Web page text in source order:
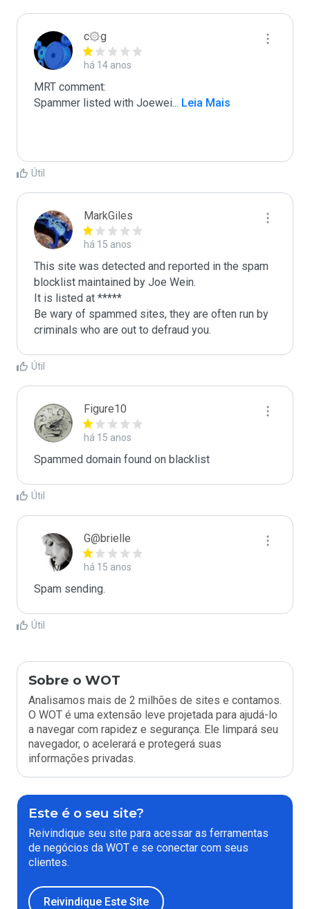
c۞g
há 14 anos
MRT comment:
Spammer listed with Joewei... Leia Mais
Útil
MarkGiles
há 15 anos
This site was detected and reported in the spam
blocklist maintained by Joe Wein.
It is listed at *****
Be wary of spammed sites, they are often run by
criminals who are out to defraud you.
Útil
Figure10
há 15 anos
Spammed domain found on blacklist
Útil
G@brielle
há 15 anos
Spam sending.
Útil
Sobre o WOT
Analisamos mais de 2 milhões de sites e contamos.
O WOT é uma extensão leve projetada para ajudá-lo
a navegar com rapidez e segurança. Ele limpará seu
navegador, o acelerará e protegerá suas
informações privadas.
Este é o seu site?
Reivindique seu site para acessar as ferramentas
de negócios da WOT e se conectar com seus
clientes.
Reivindique Este Site